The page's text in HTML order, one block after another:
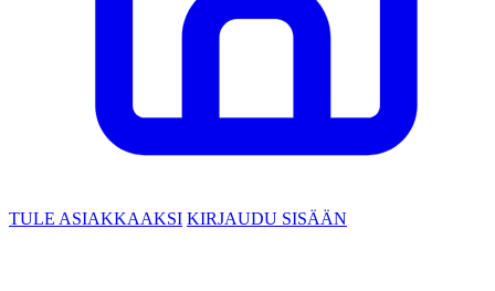
TULE ASIAKKAAKSI KIRJAUDU SISÄÄN